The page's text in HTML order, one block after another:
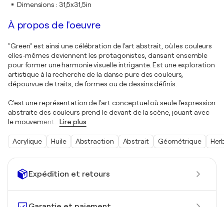
Expédition et retours
Dimensions : 31,5x31,5in
À propos de l'oeuvre
"Green" est ainsi une célébration de l'art abstrait, où les couleurs
elles-mêmes deviennent les protagonistes, dansant ensemble
pour former une harmonie visuelle intrigante. Est une exploration
artistique à la recherche de la danse pure des couleurs,
dépourvue de traits, de formes ou de dessins définis.
C'est une représentation de l'art conceptuel où seule l'expression
abstraite des couleurs prend le devant de la scène, jouant avec
le mouvement
Lire plus
Acrylique Huile Abstraction Abstrait Géométrique